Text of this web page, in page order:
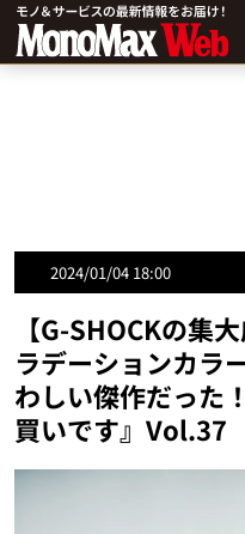
2024/01/04 18:00
【G-SHOCKの集
ラデーションカラ
わしい傑作だった
買いです』Vol.37